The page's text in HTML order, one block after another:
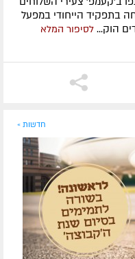
בתפקיד הייחודי במפעל
הוק... לסיפור המלא
חדשות »